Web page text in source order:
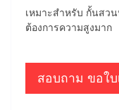
เหมาะสำหรับ กั้นสว
ต้องการความสูงมาก
สอบถาม ขอใบ